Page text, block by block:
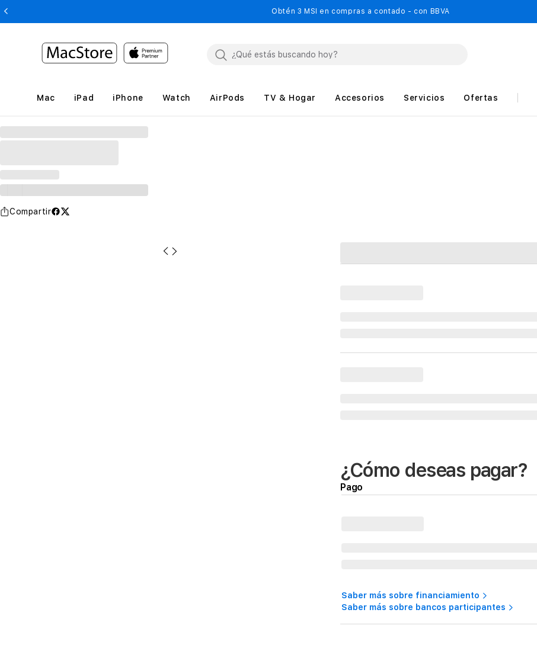
Obtén 3 MSI en compras a contado - con BBVA
Mac iPad iPhone Watch AirPods TV & Hogar Accesorios Servicios Ofertas
Compartir
¿Cómo deseas pagar?
Pago
Saber más sobre financiamiento
Saber más sobre bancos participantes